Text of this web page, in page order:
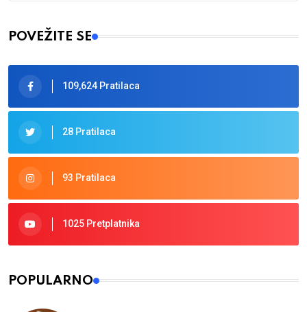
Type 2 or more characters for results.
POVEŽITE SE
109,624 Pratilaca
28 Pratilaca
93 Pratilaca
1025 Pretplatnika
POPULARNO